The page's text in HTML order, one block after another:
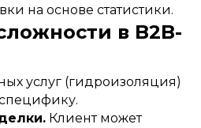
на основе статистики.
в B2B-
услуг (гидроизоляция)
Клиент может